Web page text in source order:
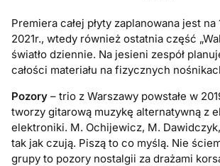
Premiera całej płyty zaplanowana jest
2021r., wtedy również ostatnia część
światło dziennie. Na jesieni zespół
całości materiału na fizycznych
Pozory – trio z Warszawy powstałe w
tworzy gitarową muzykę alternatywną z
elektroniki. M. Ochijewicz, M.
tak jak czują. Piszą to co myślą. Nie
grupy to pozory nostalgii za drażami